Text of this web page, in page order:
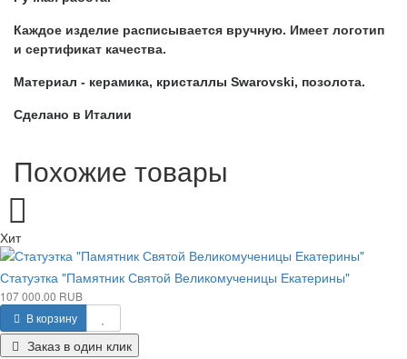
Каждое изделие расписывается вручную. Имеет логотип
и сертификат качества.
Материал - керамика, кристаллы Swarovski, позолота.
Сделано в Италии
Похожие товары
Хит
Статуэтка "Памятник Святой Великомученицы Екатерины"
107 000.00 RUB
В корзину
Заказ в один клик